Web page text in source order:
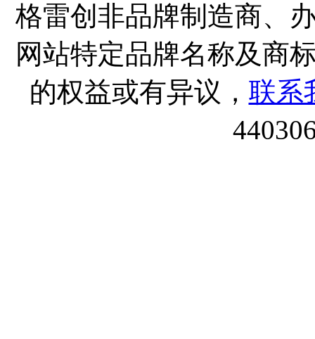
格雷创非品牌制造商、
网站特定品牌名称及商
的权益或有异议， 联系